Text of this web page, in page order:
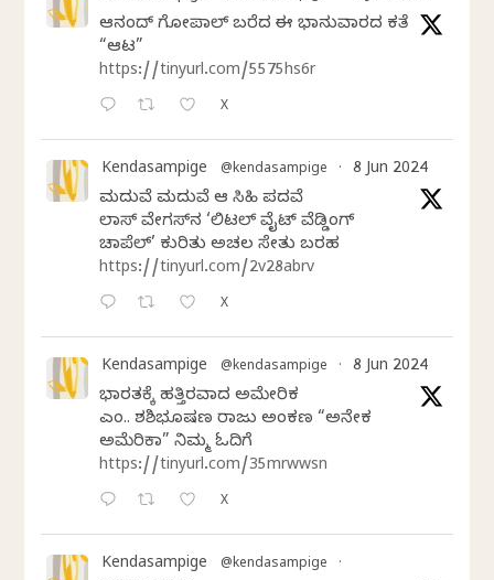
ಆನಂದ್‌ ಗೋಪಾಲ್‌ ಬರೆದ ಈ ಭಾನುವಾರದ ಕತೆ
“ಆಟ”
https://tinyurl.com/5575hs6r
X
Kendasampige @kendasampige · 8 Jun 2024
ಮದುವೆ ಮದುವೆ ಆ ಸಿಹಿ ಪದವೆ
ಲಾಸ್‌ ವೇಗಸ್‌ನ ‘ಲಿಟಲ್ ವೈಟ್ ವೆಡ್ಡಿಂಗ್
ಚಾಪೆಲ್’ ಕುರಿತು ಅಚಲ ಸೇತು ಬರಹ
https://tinyurl.com/2v28abrv
X
Kendasampige @kendasampige · 8 Jun 2024
ಭಾರತಕ್ಕೆ ಹತ್ತಿರವಾದ ಅಮೇರಿಕ
ಎಂ.ವಿ. ಶಶಿಭೂಷಣ ರಾಜು ಅಂಕಣ “ಅನೇಕ
ಅಮೆರಿಕಾ” ನಿಮ್ಮ ಓದಿಗೆ
https://tinyurl.com/35mrwwsn
X
Kendasampige @kendasampige ·